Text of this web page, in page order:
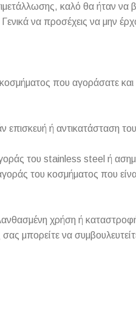
καλό θα ήταν
να προσέχεις να μην
που αγοράσατε
επισκευή ή αντικατάσταση
του stainless steel ή
του κοσμήματος που
χρήση ή
μπορείτε να